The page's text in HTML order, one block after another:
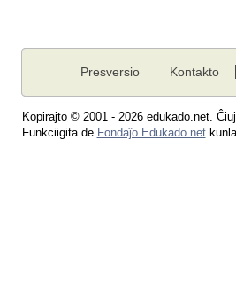
Presversio Kontakto
Kopirajto © 2001 - 2026 edukado.net.
Funkciigita de Fondaĵo Edukado.net